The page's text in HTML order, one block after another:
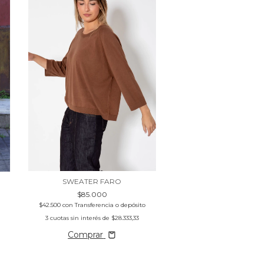
SWEATER FARO
$85.000
$42.500 con Transferencia o depósito
3 cuotas sin interés de $28.333,33
Comprar